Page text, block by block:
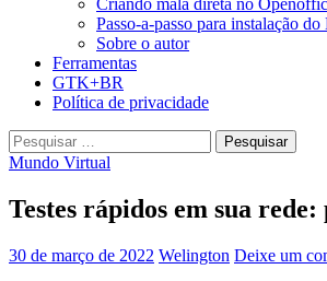
Passo-a-passo para instalação
Sobre o autor
Ferramentas
GTK+BR
Política de privacidade
Pesquisar
por:
Mundo Virtual
Testes rápidos em sua rede:
30 de março de 2022 Welington Deixe um